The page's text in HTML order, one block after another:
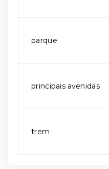
parque
principais avenidas
trem